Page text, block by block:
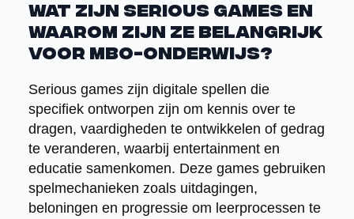
Wat zijn serious games en
waarom zijn ze belangrijk
voor MBO-onderwijs?
Serious games zijn digitale spellen die
specifiek ontworpen zijn om kennis over te
dragen, vaardigheden te ontwikkelen of gedrag
te veranderen, waarbij entertainment en
educatie samenkomen. Deze games gebruiken
spelmechanieken zoals uitdagingen,
beloningen en progressie om leerprocessen te